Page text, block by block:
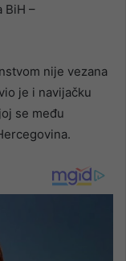
BiH –
nije vezana
je i navijačku
se među